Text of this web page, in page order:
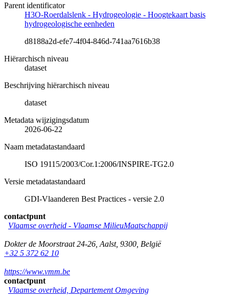
Parent identificator
H3O-Roerdalslenk - Hydrogeologie - Hoogtekaart basis
hydrogeologische eenheden
d8188a2d-efe7-4f04-846d-741aa7616b38
Hiërarchisch niveau
dataset
Beschrijving hiërarchisch niveau
dataset
Metadata wijzigingsdatum
2026-06-22
Naam metadatastandaard
ISO 19115/2003/Cor.1:2006/INSPIRE-TG2.0
Versie metadatastandaard
GDI-Vlaanderen Best Practices - versie 2.0
contactpunt
Vlaamse overheid - Vlaamse MilieuMaatschappij
Dokter de Moorstraat 24-26 Aalst, 9300 België
+32 5 372 62 10
https://www.vmm.be
contactpunt
Vlaamse overheid, Departement Omgeving